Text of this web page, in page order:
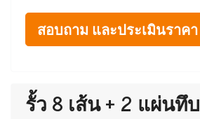
สอบถาม และประเมินราคา
รั้ว 8 เส้น + 2 แผ่นทึบ